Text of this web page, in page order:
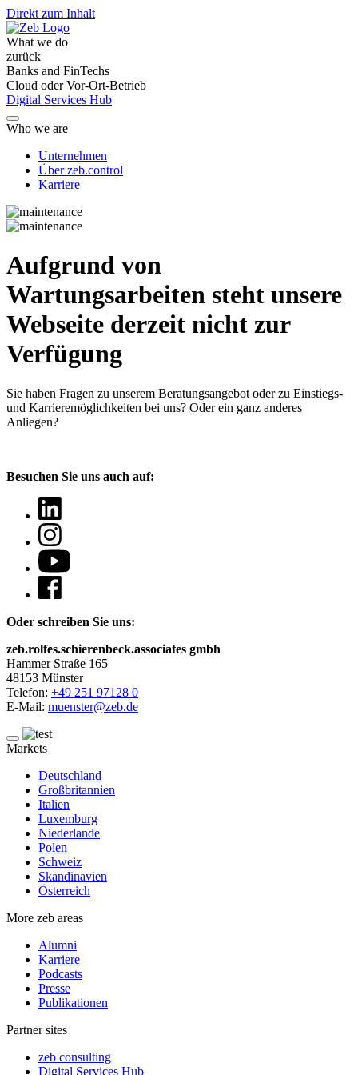
Direkt zum Inhalt
What we do
zurück
Banks and FinTechs
Cloud oder Vor-Ort-Betrieb
Digital Services Hub
Who we are
Unternehmen
Über zeb.control
Karriere
Aufgrund von
Wartungsarbeiten steht unsere
Webseite derzeit nicht zur
Verfügung
Sie haben Fragen zu unserem Beratungsangebot oder zu Einstiegs-
und Karrieremöglichkeiten bei uns? Oder ein ganz anderes
Anliegen?
Besuchen Sie uns auch auf:
Oder schreiben Sie uns:
zeb.rolfes.schierenbeck.associates gmbh
Hammer Straße 165
48153 Münster
Telefon: +49 251 97128 0
E-Mail: muenster@zeb.de
Markets
Deutschland
Großbritannien
Italien
Luxemburg
Niederlande
Polen
Schweiz
Skandinavien
Österreich
More zeb areas
Alumni
Karriere
Podcasts
Presse
Publikationen
Partner sites
zeb consulting
Digital Services Hub